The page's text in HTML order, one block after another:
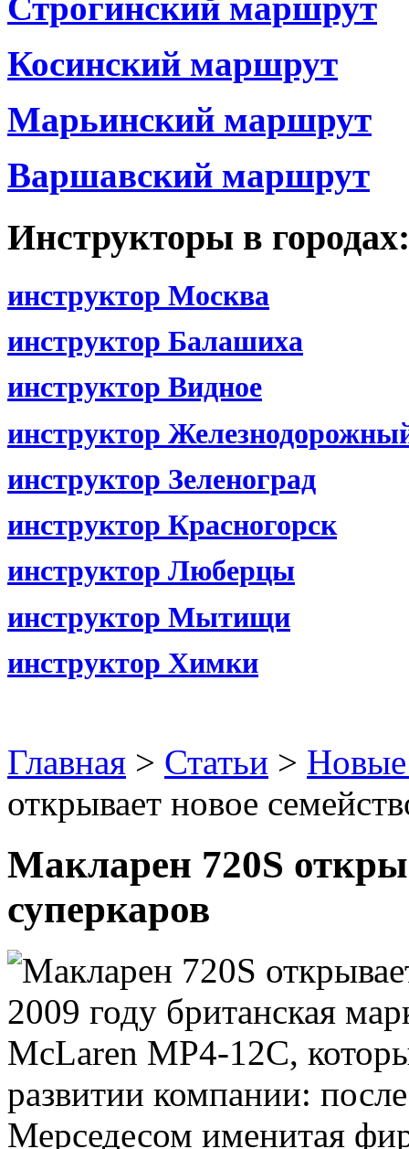
Строгинский маршрут
Косинский маршрут
Марьинский маршрут
Варшавский маршрут
Инструкторы в городах:
инструктор Москва
инструктор Балашиха
инструктор Видное
инструктор
инструктор Зеленоград
инструктор Красногорск
инструктор Люберцы
инструктор Мытищи
инструктор Химки
Главная > Статьи > Новые
открывает новое
Макларен 720S
суперкаров
2009 году британская
McLaren MP4-12C,
развитии компании:
Мерседесом именитая